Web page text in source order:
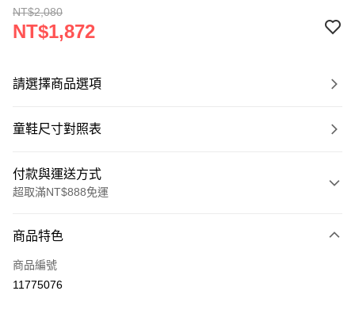
NT$2,080
NT$1,872
請選擇商品選項
童鞋尺寸對照表
付款與運送方式
超取滿NT$888免運
信用卡一次付款
信用卡分期付款
商品特色
商品編號
11775076